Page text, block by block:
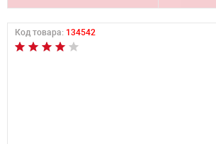
Код товара: 134542